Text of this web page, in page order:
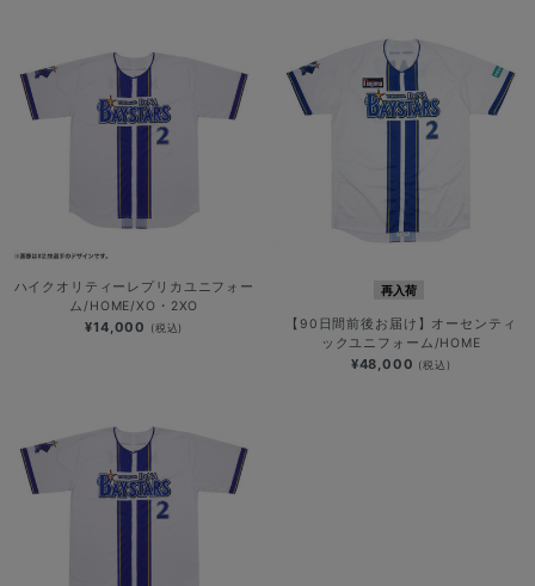
ハイクオリティーレプリカユニフォー
ム/HOME/XO・2XO
¥14,000 (税込)
再入荷
【90日間前後お届け】オーセンティ
ックユニフォーム/HOME
¥48,000 (税込)